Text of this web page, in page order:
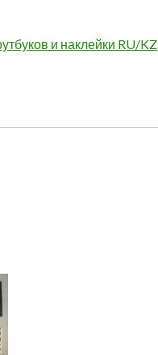
и наклейки RU/KZ